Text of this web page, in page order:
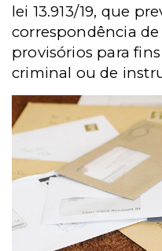
lei 13.913/19, que
correspondência
provisórios para
criminal ou de